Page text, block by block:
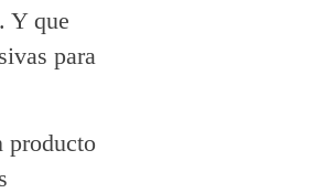
Y que
para
producto